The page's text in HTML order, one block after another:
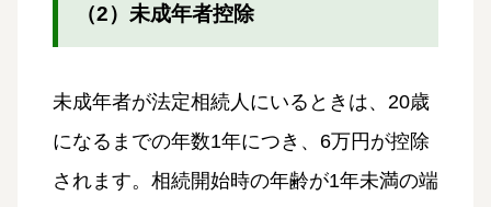
（2）未成年者控除
未成年者が法定相続人にいるときは、20歳
になるまでの年数1年につき、6万円が控除
されます。相続開始時の年齢が1年未満の端